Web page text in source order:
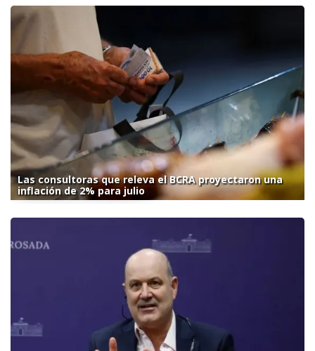
Las consultoras que releva el BCRA proyectaron una
inflación de 2% para julio